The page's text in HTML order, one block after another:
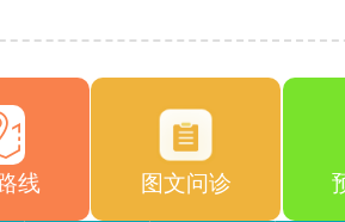
线 图文问诊